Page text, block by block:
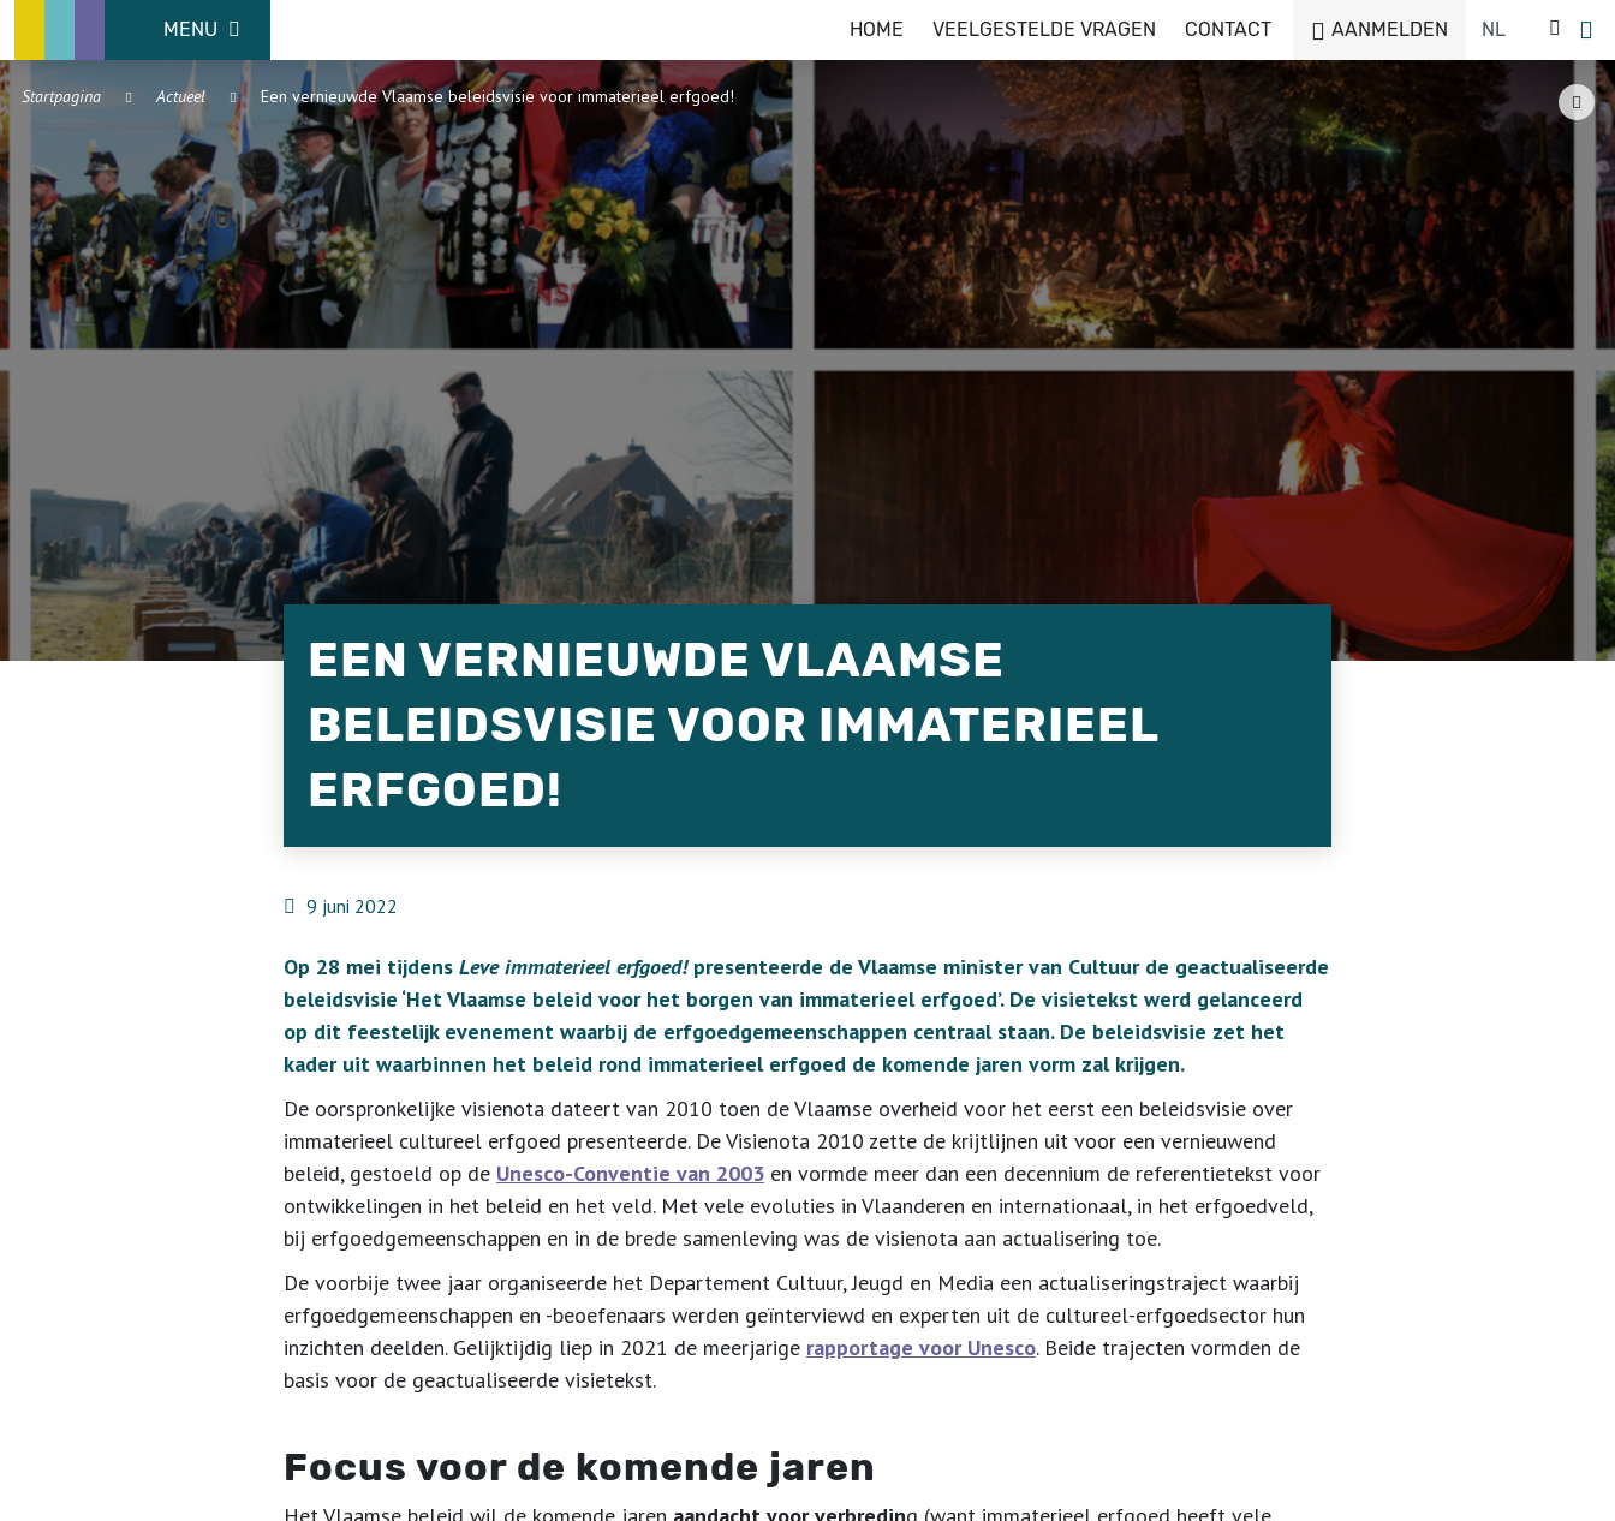
MENU HOME VEELGESTELDE VRAGEN CONTACT AANMELDEN
Startpagina Actueel Een vernieuwde Vlaamse beleidsvisie voor immaterieel erfgoed!
EEN VERNIEUWDE VLAAMSE
BELEIDSVISIE VOOR IMMATERIEEL
ERFGOED!
9 juni 2022
Op 28 mei tijdens Leve immaterieel erfgoed! presenteerde de Vlaamse minister van Cultuur de geactualiseerde
beleidsvisie ‘Het Vlaamse beleid voor het borgen van immaterieel erfgoed’. De visietekst werd gelanceerd
op dit feestelijk evenement waarbij de erfgoedgemeenschappen centraal staan. De beleidsvisie zet het
kader uit waarbinnen het beleid rond immaterieel erfgoed de komende jaren vorm zal krijgen.
De oorspronkelijke visienota dateert van 2010 toen de Vlaamse overheid voor het eerst een beleidsvisie over
immaterieel cultureel erfgoed presenteerde. De Visienota 2010 zette de krijtlijnen uit voor een vernieuwend
beleid, gestoeld op de Unesco-Conventie van 2003 en vormde meer dan een decennium de referentietekst voor
ontwikkelingen in het beleid en het veld. Met vele evoluties in Vlaanderen en internationaal, in het erfgoedveld,
bij erfgoedgemeenschappen en in de brede samenleving was de visienota aan actualisering toe.
De voorbije twee jaar organiseerde het Departement Cultuur, Jeugd en Media een actualiseringstraject waarbij
erfgoedgemeenschappen en -beoefenaars werden geïnterviewd en experten uit de cultureel-erfgoedsector hun
inzichten deelden. Gelijktijdig liep in 2021 de meerjarige rapportage voor Unesco. Beide trajecten vormden de
basis voor de geactualiseerde visietekst.
Focus voor de komende jaren